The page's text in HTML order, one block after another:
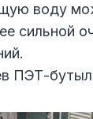
воду
сильной
ПЭТ-